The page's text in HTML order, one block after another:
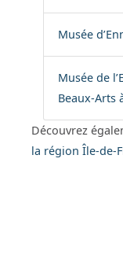
Musée
Musée de
Beaux-Arts
Découvrez
la région Île-de-